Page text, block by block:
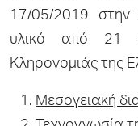
17/05/2019 στην
υλικό από 21
Κληρονομιάς της
Μεσογειακή